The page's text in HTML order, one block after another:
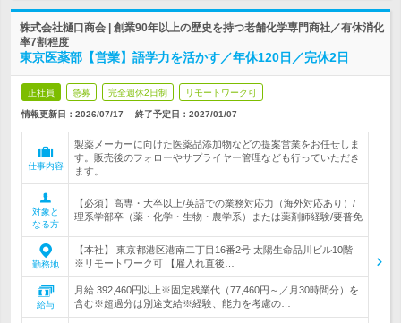
株式会社樋口商会 | 創業90年以上の歴史を持つ老舗化学専門商社／有休消化
率7割程度
東京医薬部【営業】語学力を活かす／年休120日／完休2日
正社員 急募 完全週休2日制 リモートワーク可
情報更新日：2026/07/17 終了予定日： 2027/01/07
仕事内容
製薬メーカーに向けた医薬品添加物などの提案営業をお任せしま
す。販売後のフォローやサプライヤー管理なども行っていただき
ます。
対象と
なる方
【必須】高専・大卒以上/英語での業務対応力（海外対応あり）/
理系学部卒（薬・化学・生物・農学系）または薬剤師経験/要普免
勤務地
【本社】 東京都港区港南二丁目16番2号 太陽生命品川ビル10階
※リモートワーク可 【雇入れ直後…
給与
月給 392,460円以上※固定残業代（77,460円～／月30時間分）を
含む※超過分は別途支給※経験、能力を考慮の…